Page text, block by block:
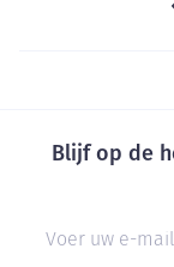
Blijf op de